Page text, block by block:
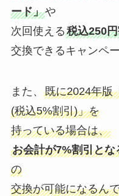
ード」や
次回使える税込250
交換できるキャンペー
また、 既に2024年版
(税込5%割引)」を
持っている場合は、
お会計が7%割引と
の
交換が可能になるん